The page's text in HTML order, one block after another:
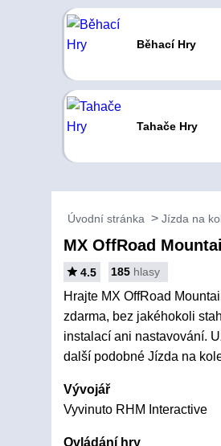
Běhací Hry
Tahače Hry
Úvodní stránka Jízda na
MX OffRoad
4.5 185 hlasy
Hrajte MX OffRoad
zdarma, bez jakéhokoli
instalací ani nastavování.
další podobné Jízda na
Vývojář
Vyvinuto RHM Interactive
Ovládání hry